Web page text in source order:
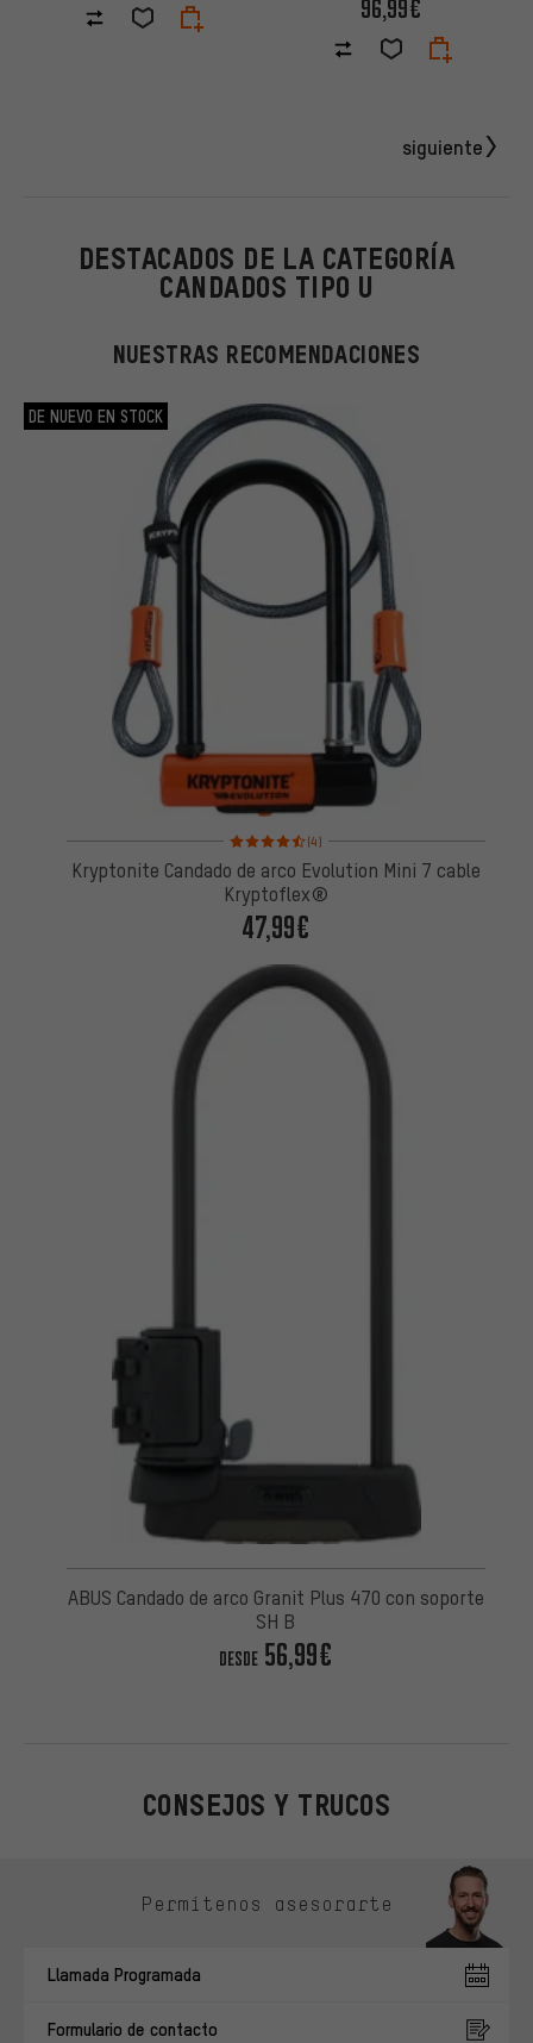
96,99€
siguiente
DESTACADOS DE LA CATEGORÍA
CANDADOS TIPO U
NUESTRAS RECOMENDACIONES
DE NUEVO EN STOCK
Valoración media: 4,5 de 5 basada en 4 reseñas
(4)
Kryptonite Candado de arco Evolution Mini 7 cable
Kryptoflex®
47,99€
ABUS Candado de arco Granit Plus 470 con soporte
SH B
DESDE56,99€
CONSEJOS Y TRUCOS
Permítenos asesorarte
Llamada Programada
Formulario de contacto